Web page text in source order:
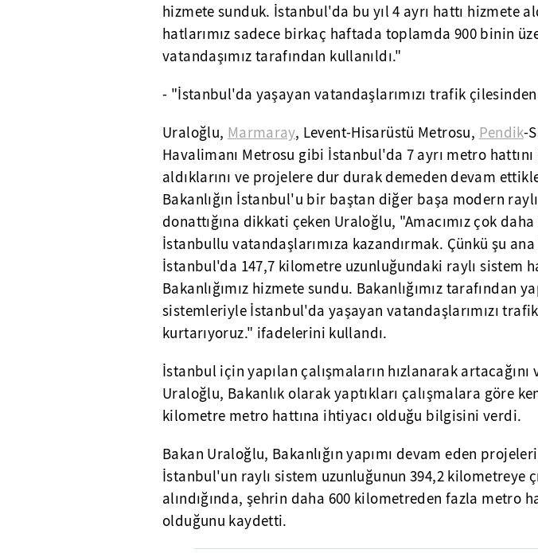
hizmete sunduk. İstanbul'da bu yıl 4 ayrı hattı hizmete
hatlarımız sadece birkaç haftada toplamda 900 binin
vatandaşımız tarafından kullanıldı."
- "İstanbul'da yaşayan vatandaşlarımızı trafik
Uraloğlu, Marmaray, Levent-Hisarüstü Metrosu, Pendik-
Havalimanı Metrosu gibi İstanbul'da 7 ayrı metro
aldıklarını ve projelere dur durak demeden devam
Bakanlığın İstanbul'u bir baştan diğer başa modern
donattığına dikkati çeken Uraloğlu, "Amacımız çok daha
İstanbullu vatandaşlarımıza kazandırmak. Çünkü şu
İstanbul'da 147,7 kilometre uzunluğundaki raylı sistem
Bakanlığımız hizmete sundu. Bakanlığımız tarafından
sistemleriyle İstanbul'da yaşayan vatandaşlarımızı
kurtarıyoruz." ifadelerini kullandı.
İstanbul için yapılan çalışmaların hızlanarak artacağını
Uraloğlu, Bakanlık olarak yaptıkları çalışmalara göre
kilometre metro hattına ihtiyacı olduğu bilgisini verdi.
Bakan Uraloğlu, Bakanlığın yapımı devam eden
İstanbul'un raylı sistem uzunluğunun 394,2 kilometreye
alındığında, şehrin daha 600 kilometreden fazla metro
olduğunu kaydetti.